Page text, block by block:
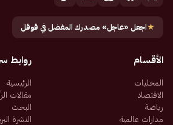
★اجعل «عاجل» مصدرك المفضل في قوقل
الأقسام
المحليات
الاقتصاد
رياضة
مدارات عالمية
روابط
الرئيسية
مقالات
البحث
النشرة